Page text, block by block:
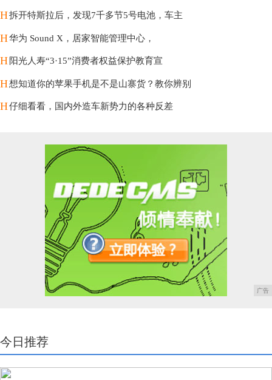
H拆开特斯拉后，发现7千多节5号电池，车主
H华为 Sound X，居家智能管理中心，
H 阳光人寿“3·15”消费者权益保护教育宣
H想知道你的苹果手机是不是山寨货？教你辨别
H仔细看看，国内外造车新势力的各种反差
广告
今日推荐